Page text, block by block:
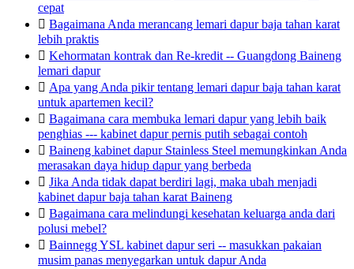
cepat
 Bagaimana Anda merancang lemari dapur baja tahan karat
lebih praktis
 Kehormatan kontrak dan Re-kredit -- Guangdong Baineng
lemari dapur
 Apa yang Anda pikir tentang lemari dapur baja tahan karat
untuk apartemen kecil?
 Bagaimana cara membuka lemari dapur yang lebih baik
penghias --- kabinet dapur pernis putih sebagai contoh
 Baineng kabinet dapur Stainless Steel memungkinkan Anda
merasakan daya hidup dapur yang berbeda
 Jika Anda tidak dapat berdiri lagi, maka ubah menjadi
kabinet dapur baja tahan karat Baineng
 Bagaimana cara melindungi kesehatan keluarga anda dari
polusi mebel?
 Bainnegg YSL kabinet dapur seri -- masukkan pakaian
musim panas menyegarkan untuk dapur Anda